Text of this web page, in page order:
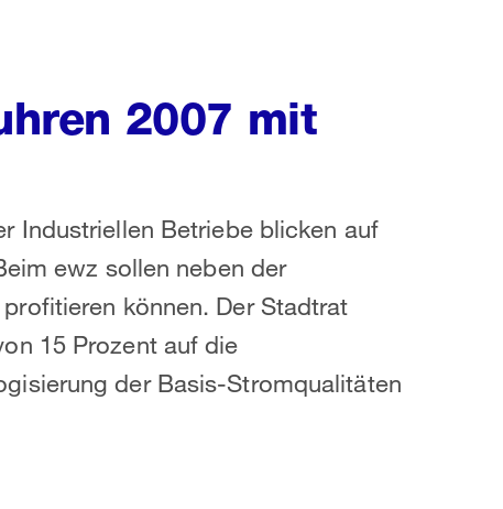
2007 mit
Industriellen Betriebe blicken auf
ewz sollen neben der
können. Der Stadtrat
15 Prozent auf die
der Basis-Stromqualitäten